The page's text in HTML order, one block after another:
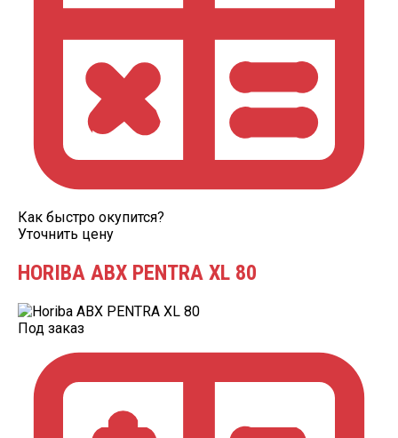
Как быстро окупится?
Уточнить цену
HORIBA ABX PENTRA XL 80
Под заказ